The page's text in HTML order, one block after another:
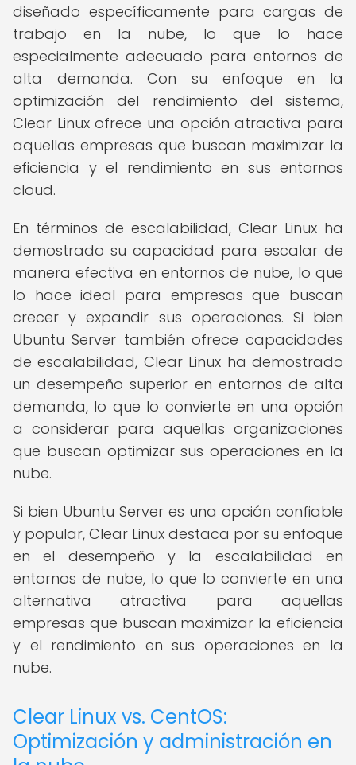
diseñado específicamente para cargas de
trabajo en la nube, lo que lo hace
especialmente adecuado para entornos de
alta demanda. Con su enfoque en la
optimización del rendimiento del sistema,
Clear Linux ofrece una opción atractiva para
aquellas empresas que buscan maximizar la
eficiencia y el rendimiento en sus entornos
cloud.
En términos de escalabilidad, Clear Linux ha
demostrado su capacidad para escalar de
manera efectiva en entornos de nube, lo que
lo hace ideal para empresas que buscan
crecer y expandir sus operaciones. Si bien
Ubuntu Server también ofrece capacidades
de escalabilidad, Clear Linux ha demostrado
un desempeño superior en entornos de alta
demanda, lo que lo convierte en una opción
a considerar para aquellas organizaciones
que buscan optimizar sus operaciones en la
nube.
Si bien Ubuntu Server es una opción confiable
y popular, Clear Linux destaca por su enfoque
en el desempeño y la escalabilidad en
entornos de nube, lo que lo convierte en una
alternativa atractiva para aquellas
empresas que buscan maximizar la eficiencia
y el rendimiento en sus operaciones en la
nube.
Clear Linux vs. CentOS:
Optimización y administración en